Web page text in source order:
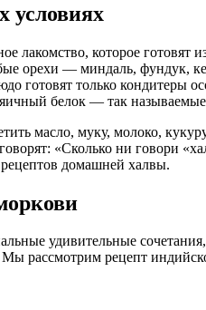
условиях
лакомство, которое
орехи — миндаль, фундук,
готовят только
белок — так
масло, муку, молоко,
«Сколько ни говори
домашней халвы.
удивительные
рассмотрим рецепт